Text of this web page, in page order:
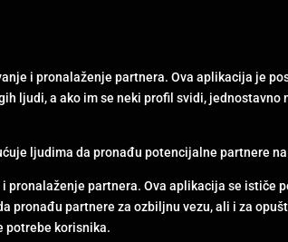
i pronalaženje partnera. Ova aplikacija je
ljudi, a ako im se neki profil svidi,
ljudima da pronađu potencijalne partnere
pronalaženje partnera. Ova aplikacija se ističe
pronađu partnere za ozbiljnu vezu, ali i za
potrebe korisnika.